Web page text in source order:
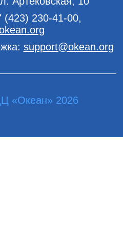
(423) 230-41-00,
support@okean.org
«Океан» 2026